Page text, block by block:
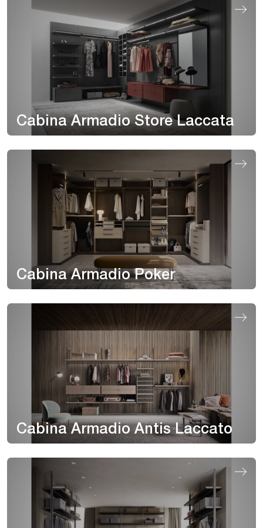
Cabina Armadio Store Laccata
Cabina Armadio Poker
Cabina Armadio Antis Laccato